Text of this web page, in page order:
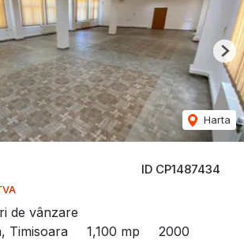
ID CP1487434
de vânzare
Timisoara
1,100 mp 2000
Harta